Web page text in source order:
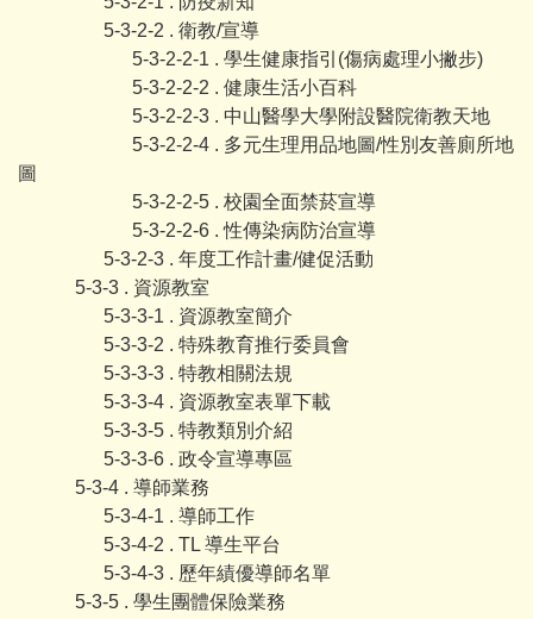
5-3-2-2 . 衛教/宣導
5-3-2-2-1 . 學生健康指引(傷病處理小撇步)
5-3-2-2-2 . 健康生活小百科
5-3-2-2-3 . 中山醫學大學附設醫院衛教天地
5-3-2-2-4 . 多元生理用品地圖/性別友善廁所地
圖
5-3-2-2-5 . 校園全面禁菸宣導
5-3-2-2-6 . 性傳染病防治宣導
5-3-2-3 . 年度工作計畫/健促活動
5-3-3 . 資源教室
5-3-3-1 . 資源教室簡介
5-3-3-2 . 特殊教育推行委員會
5-3-3-3 . 特教相關法規
5-3-3-4 . 資源教室表單下載
5-3-3-5 . 特教類別介紹
5-3-3-6 . 政令宣導專區
5-3-4 . 導師業務
5-3-4-1 . 導師工作
5-3-4-2 . TL 導生平台
5-3-4-3 . 歷年績優導師名單
5-3-5 . 學生團體保險業務